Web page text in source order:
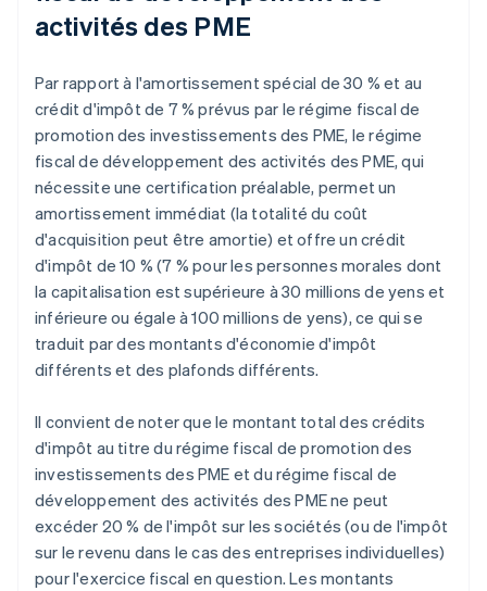
activités des PME
Par rapport à l'amortissement spécial de 30 % et au
crédit d'impôt de 7 % prévus par le régime fiscal de
promotion des investissements des PME, le régime
fiscal de développement des activités des PME, qui
nécessite une certification préalable, permet un
amortissement immédiat (la totalité du coût
d'acquisition peut être amortie) et offre un crédit
d'impôt de 10 % (7 % pour les personnes morales dont
la capitalisation est supérieure à 30 millions de yens et
inférieure ou égale à 100 millions de yens), ce qui se
traduit par des montants d'économie d'impôt
différents et des plafonds différents.
Il convient de noter que le montant total des crédits
d'impôt au titre du régime fiscal de promotion des
investissements des PME et du régime fiscal de
développement des activités des PME ne peut
excéder 20 % de l'impôt sur les sociétés (ou de l'impôt
sur le revenu dans le cas des entreprises individuelles)
pour l'exercice fiscal en question. Les montants